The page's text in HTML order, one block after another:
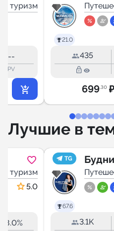
и туризм
--
CPV
21.0
435
lock_outline
699.30
Лучшие в
и туризм
5.0
38.0%
TG
67.6
Будни
3.1K